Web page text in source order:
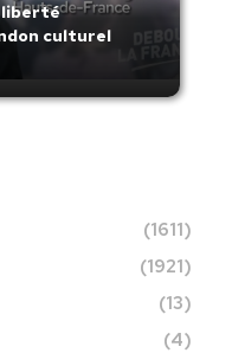
liberté
culturel
(1611)
(1921)
(13)
(4)